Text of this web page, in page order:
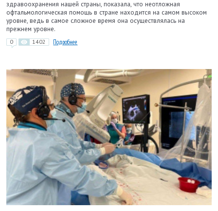
здравоохранения нашей страны, показала, что неотложная
офтальмологическая помощь в стране находится на самом высоком
уровне, ведь в самое сложное время она осуществлялась на
прежнем уровне.
0 1402 Подробнее